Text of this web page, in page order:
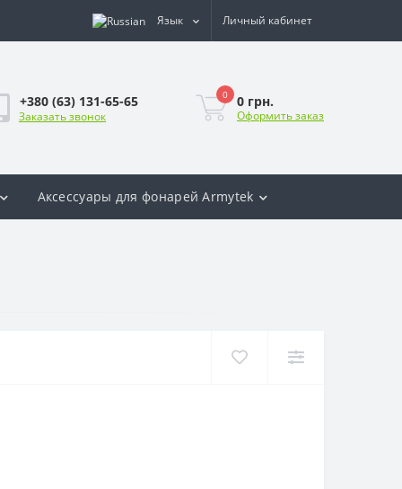
Язык Личный кабинет
+380 (63) 131-65-65
Заказать звонок
0 0 грн.
Оформить заказ
Аксесcуары для фонарей Armytek